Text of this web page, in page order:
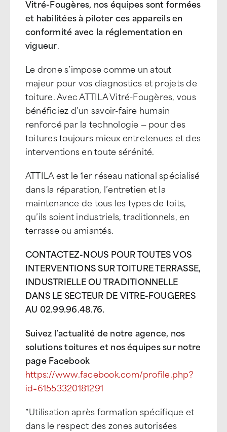
Vitré-Fougères, nos équipes sont formées
et habilitées à piloter ces appareils en
conformité avec la réglementation en
vigueur.
Le drone s’impose comme un atout
majeur pour vos diagnostics et projets de
toiture. Avec ATTILA Vitré-Fougères, vous
bénéficiez d’un savoir-faire humain
renforcé par la technologie — pour des
toitures toujours mieux entretenues et des
interventions en toute sérénité.
ATTILA est le 1er réseau national spécialisé
dans la réparation, l’entretien et la
maintenance de tous les types de toits,
qu’ils soient industriels, traditionnels, en
terrasse ou amiantés.
CONTACTEZ-NOUS POUR TOUTES VOS
INTERVENTIONS SUR TOITURE TERRASSE,
INDUSTRIELLE OU TRADITIONNELLE
DANS LE SECTEUR DE VITRE-FOUGERES
AU 02.99.96.48.76.
Suivez l’actualité de notre agence, nos
solutions toitures et nos équipes sur notre
page Facebook
https://www.facebook.com/profile.php?
id=61553320181291
*Utilisation après formation spécifique et
dans le respect des zones autorisées